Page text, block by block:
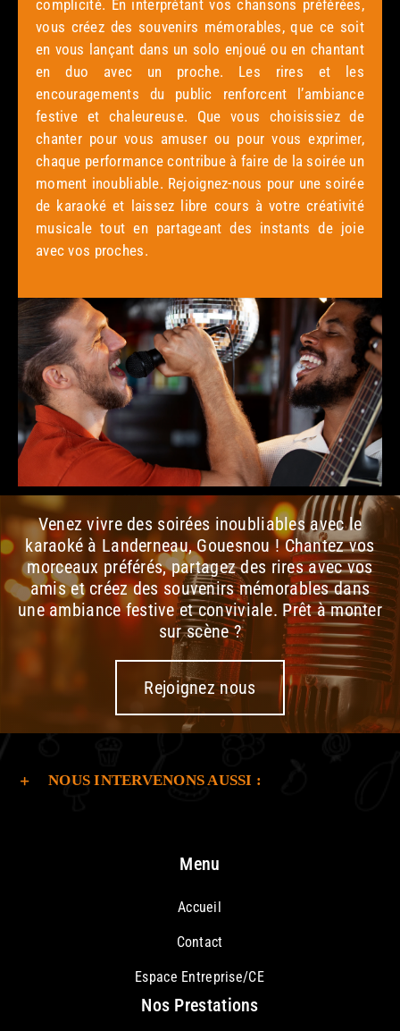
complicité. En interprétant vos chansons préférées,
vous créez des souvenirs mémorables, que ce soit
en vous lançant dans un solo enjoué ou en chantant
en duo avec un proche. Les rires et les
encouragements du public renforcent l’ambiance
festive et chaleureuse. Que vous choisissiez de
chanter pour vous amuser ou pour vous exprimer,
chaque performance contribue à faire de la soirée un
moment inoubliable. Rejoignez-nous pour une soirée
de karaoké et laissez libre cours à votre créativité
musicale tout en partageant des instants de joie
avec vos proches.
Venez vivre des soirées inoubliables avec le
karaoké à Landerneau, Gouesnou ! Chantez vos
morceaux préférés, partagez des rires avec vos
amis et créez des souvenirs mémorables dans
une ambiance festive et conviviale. Prêt à monter
sur scène ?
Rejoignez nous
NOUS INTERVENONS AUSSI :
Menu
Accueil
Contact
Espace Entreprise/CE
Nos Prestations